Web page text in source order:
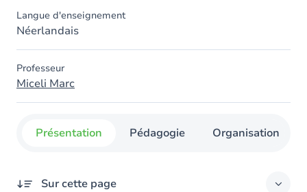
Langue d'enseignement
Néerlandais
Professeur
Miceli Marc
Présentation Pédagogie Organisation
Sur cette page